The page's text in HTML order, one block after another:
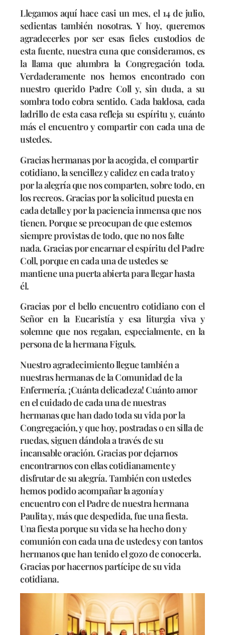
Llegamos aquí hace casi un mes, el 14 de julio,
sedientas también nosotras. Y hoy, queremos
agradecerles por ser esas fieles custodios de
esta fuente, nuestra cuna que consideramos, es
la llama que alumbra la Congregación toda.
Verdaderamente nos hemos encontrado con
nuestro querido Padre Coll y, sin duda, a su
sombra todo cobra sentido. Cada baldosa, cada
ladrillo de esta casa refleja su espíritu y, cuánto
más el encuentro y compartir con cada una de
ustedes.
Gracias hermanas por la acogida, el compartir
cotidiano, la sencillez y calidez en cada trato y
por la alegría que nos comparten, sobre todo, en
los recreos. Gracias por la solicitud puesta en
cada detalle y por la paciencia inmensa que nos
tienen. Porque se preocupan de que estemos
siempre provistas de todo, que no nos falte
nada. Gracias por encarnar el espíritu del Padre
Coll, porque en cada una de ustedes se
mantiene una puerta abierta para llegar hasta
él.
Gracias por el bello encuentro cotidiano con el
Señor en la Eucaristía y esa liturgia viva y
solemne que nos regalan, especialmente, en la
persona de la hermana Figuls.
Nuestro agradecimiento llegue también a
nuestras hermanas de la Comunidad de la
Enfermería. ¡Cuánta delicadeza! Cuánto amor
en el cuidado de cada una de nuestras
hermanas que han dado toda su vida por la
Congregación, y que hoy, postradas o en silla de
ruedas, siguen dándola a través de su
incansable oración. Gracias por dejarnos
encontrarnos con ellas cotidianamente y
disfrutar de su alegría. También con ustedes
hemos podido acompañar la agonía y
encuentro con el Padre de nuestra hermana
Paulita y, más que despedida, fue una fiesta.
Una fiesta porque su vida se ha hecho don y
comunión con cada una de ustedes y con tantos
hermanos que han tenido el gozo de conocerla.
Gracias por hacernos partícipe de su vida
cotidiana.